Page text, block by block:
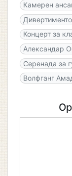
Камерен
Концерт за
Александар
Серенада за
Волфганг